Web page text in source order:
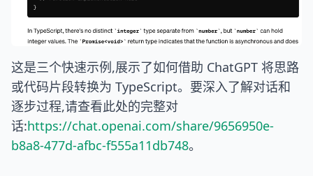
这是三个快速示例,展示了如何借助 ChatGPT 将思路
或代码片段转换为 TypeScript。要深入了解对话和
逐步过程,请查看此处的完整对
话:https://chat.openai.com/share/9656950e-
b8a8-477d-afbc-f555a11db748。